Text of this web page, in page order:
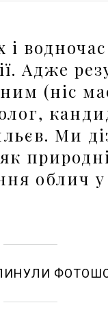
Адже
(ніс
Ми
облич у